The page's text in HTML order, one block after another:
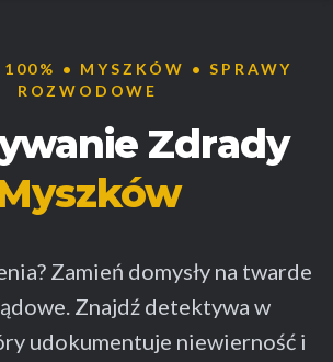
100% • MYSZKÓW • SPRAWY
ROZWODOWE
Zdrady
Zamień domysły na twarde
Znajdź detektywa w
udokumentuje niewierność i